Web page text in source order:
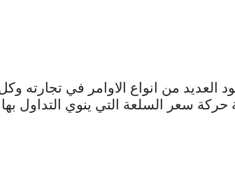
العديد من انواع الاوامر في
سعر السلعة التي ينوي التداول